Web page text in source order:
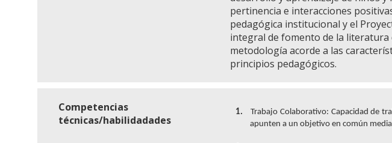
pertinencia e interacciones
pedagógica institucional y el
integral de fomento de la literatura
metodología acorde a las
principios pedagógicos.
Competencias
técnicas/habilidadades
1.
Trabajo Colaborativo: Capacidad de
apunten a un objetivo en común